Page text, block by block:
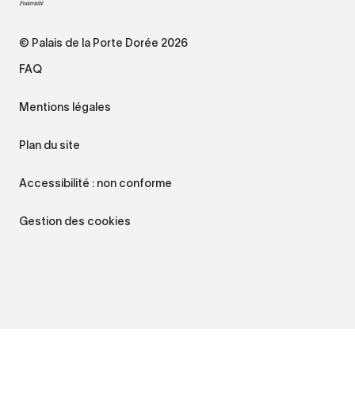
© Palais de la Porte Dorée 2026
FAQ
Mentions légales
Plan du site
Accessibilité : non conforme
Gestion des cookies